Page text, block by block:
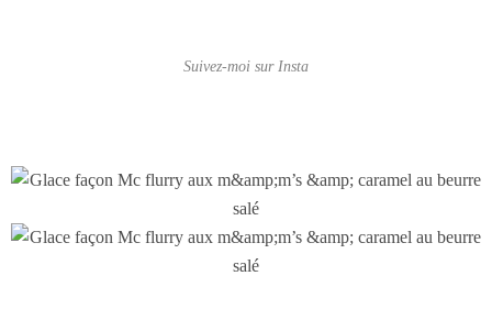
Suivez-moi sur Insta